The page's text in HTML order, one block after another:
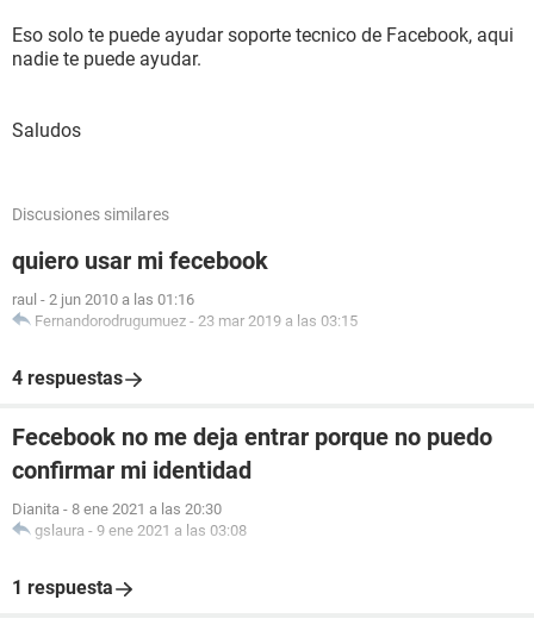
Eso solo te puede ayudar soporte tecnico de Facebook, aqui
nadie te puede ayudar.
Saludos
Discusiones similares
quiero usar mi fecebook
raul - 2 jun 2010 a las 01:16
Fernandorodrugumuez - 23 mar 2019 a las 03:15
4 respuestas
Fecebook no me deja entrar porque no puedo
confirmar mi identidad
Dianita - 8 ene 2021 a las 20:30
gslaura - 9 ene 2021 a las 03:08
1 respuesta